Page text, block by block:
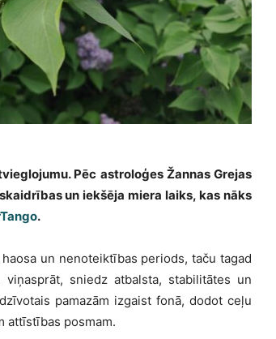
Pēc astroloģes Žannas Grejas
un iekšēja miera laiks, kas nāks
.
un nenoteiktības periods, taču tagad
sniedz atbalsta, stabilitātes un
pamazām izgaist fonā, dodot ceļu
attīstības posmam.